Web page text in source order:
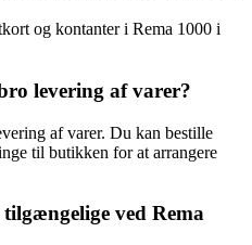
og kontanter i Rema 1000 i
levering af varer?
af varer. Du kan bestille
til butikken for at arrangere
ved Rema